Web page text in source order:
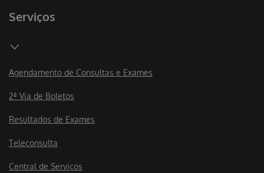
Serviços
Agendamento de Consultas e Exames
2ª Via de Boletos
Resultados de Exames
Teleconsulta
Central de Serviços